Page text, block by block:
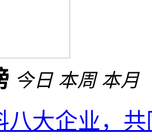
今日 本周 本月
八大企业，